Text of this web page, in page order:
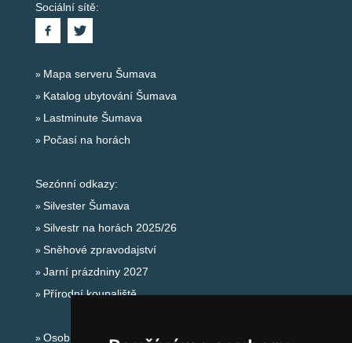
Sociální sítě:
Mapa serveru Šumava
Katalog ubytování Šumava
Lastminute Šumava
Počasí na horách
Sezónní odkazy:
Silvester Šumava
Silvestr na horách 2025/26
Sněhové zpravodajství
Jarní prázdniny 2027
Přírodní koupaliště
Osobní údaje